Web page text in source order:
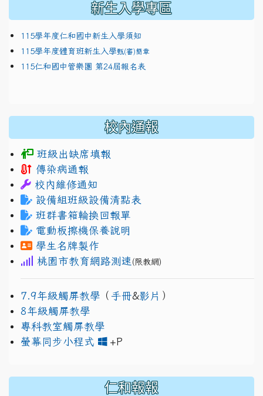
新生入學專區
115學年度仁和國中新生入學須知
115學年度體育班新生入學甄(審)簡章
115仁和國中管樂團 第24屆報名表
校內通報
班級出缺席填報
傳染病通報
校內維修通知
設備組班級設備清點表
班群書箱輪換回報單
電動板擦機保養說明
學生名牌製作
桃園市教育網路測速 (限教網)
7.9年級觸屏教學 （ 手冊&影片 ）
8年級觸屏教學
專科教室觸屏教學
螢幕同步小程式
+P
仁和報報